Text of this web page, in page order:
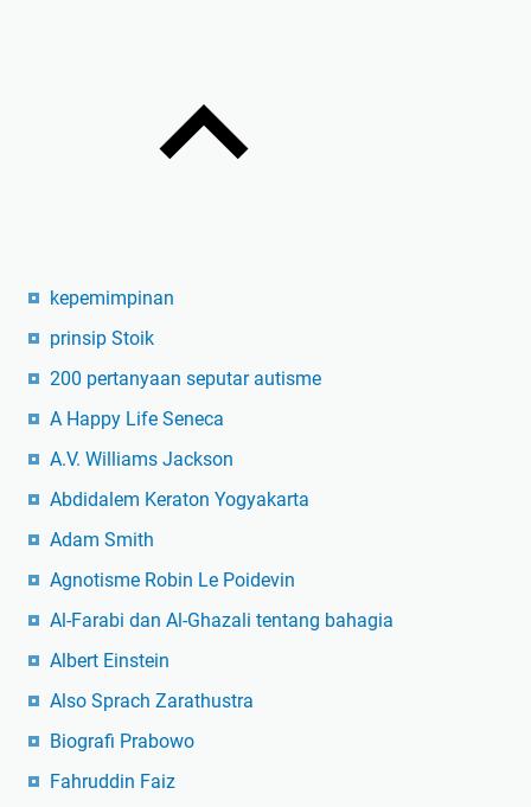
kepemimpinan
prinsip Stoik
200 pertanyaan seputar autisme
A Happy Life Seneca
A.V. Williams Jackson
Abdidalem Keraton Yogyakarta
Adam Smith
Agnotisme Robin Le Poidevin
Al-Farabi dan Al-Ghazali tentang bahagia
Albert Einstein
Also Sprach Zarathustra
Biografi Prabowo
Fahruddin Faiz